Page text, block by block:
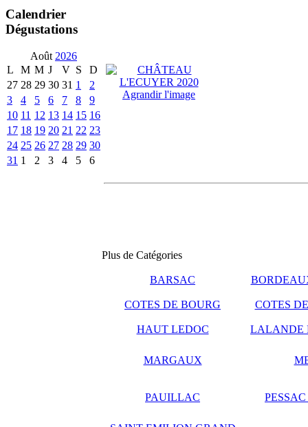
Calendrier
Dégustations
Août 2026
L
M M J V S
D
27 28 29 30 31 1
2
3
4 5 6 7 8
9
10 11 12 13 14 15 16
17 18 19 20 21 22 23
24 25 26 27 28 29 30
31 1 2 3 4 5 6
Agrandir l'image
Plus de Catégories
BARSAC
COTES DE BOURG COTES
HAUT LEDOC LALANDE
MARGAUX
PAUILLAC